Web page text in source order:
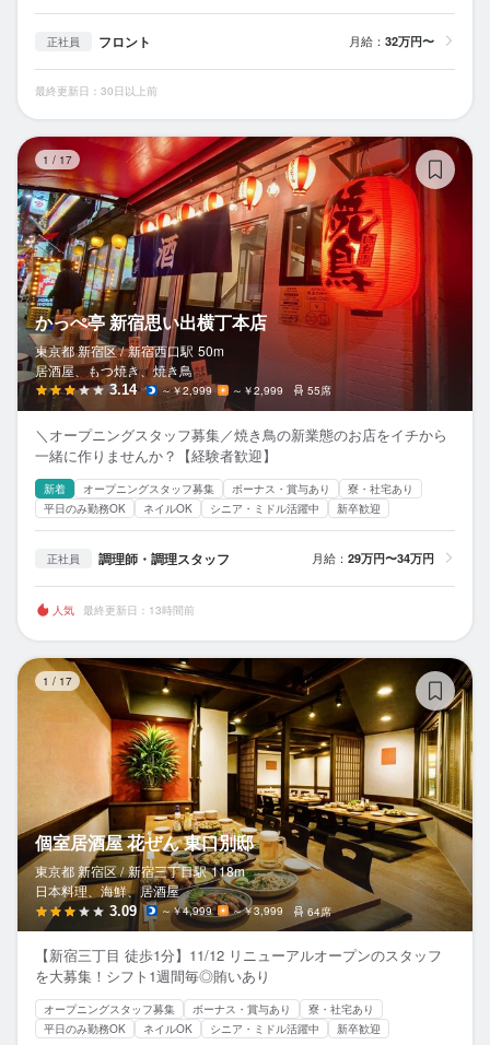
正社員 フロント 月給： 32万円〜
最終更新日：30日以上前
1 / 17
かっぺ亭 新宿思い出横丁本店
東京都 新宿区 / 新宿西口駅 50m
居酒屋、もつ焼き、焼き鳥
3.14 ～￥2,999 ～￥2,999 55席
＼オープニングスタッフ募集／焼き鳥の新業態のお店をイチから
一緒に作りませんか？【経験者歓迎】
新着 オープニングスタッフ募集 ボーナス・賞与あり
寮・社宅あり
平日のみ勤務OK
ネイルOK シニア・ミドル活躍中 新卒歓迎
正社員 調理師・調理スタッフ 月給： 29万円〜34万円
人気 最終更新日：13時間前
1 / 17
個室居酒屋 花ぜん 東口別邸
東京都 新宿区 / 新宿三丁目駅 118m
日本料理、海鮮、居酒屋
3.09 ～￥4,999 ～￥3,999 64席
【新宿三丁目 徒歩1分】11/12 リニューアルオープンのスタッフ
を大募集！シフト1週間毎◎賄いあり
オープニングスタッフ募集 ボーナス・賞与あり
寮・社宅あり
平日のみ勤務OK
ネイルOK シニア・ミドル活躍中 新卒歓迎